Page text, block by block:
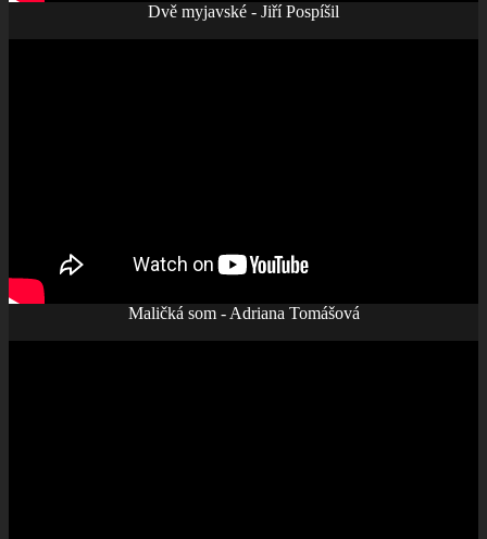
Dvě myjavské - Jiří Pospíšil
Maličká som - Adriana Tomášová